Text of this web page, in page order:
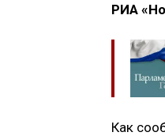
РИА
Как